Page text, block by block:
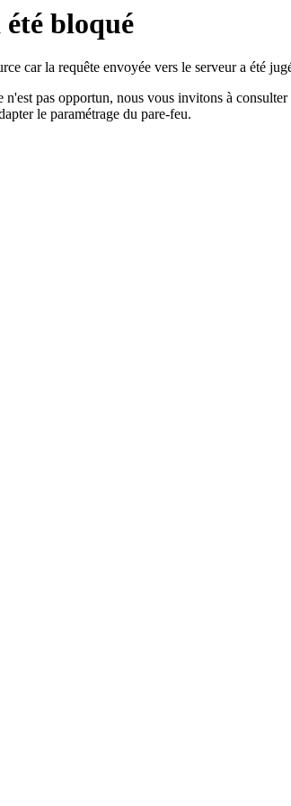
été bloqué
car la requête envoyée vers le serveur a été
pas opportun, nous vous invitons à consulter
le paramétrage du pare-feu.